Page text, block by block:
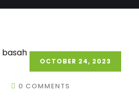
OCTOBER 24, 2023
0 COMMENTS